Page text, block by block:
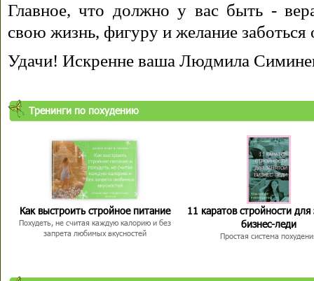
Главное, что должно у вас быть -
свою жизнь, фигуру и желание заботься
Удачи! Искренне ваша Людмила
Тренинги по похудению
Как выстроить стройное питание
Похудеть, не считая каждую калорию и без
запрета любимых вкусностей
11 каратов стройности для
бизнес-леди
Простая система